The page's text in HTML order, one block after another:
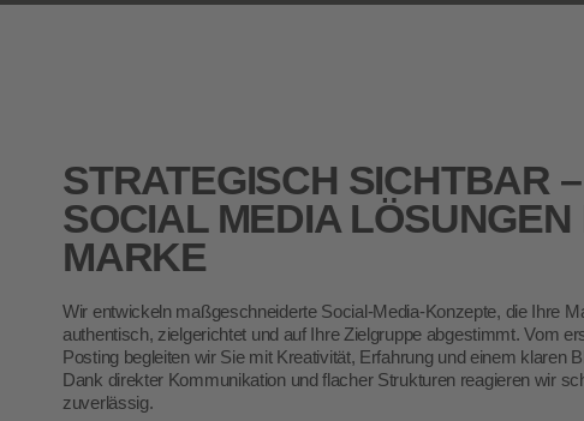
STRATEGISCH SICHTBAR
SOCIAL MEDIA LÖSUNGEN
MARKE
Wir entwickeln maßgeschneiderte Social-Media-Konzepte, die Ihre
authentisch, zielgerichtet und auf Ihre Zielgruppe abgestimmt. Vom
Posting begleiten wir Sie mit Kreativität, Erfahrung und einem klaren
Dank direkter Kommunikation und flacher Strukturen reagieren wir
zuverlässig.